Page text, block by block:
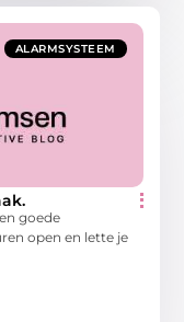
ALARMSYSTEEM
goede
open en lette je